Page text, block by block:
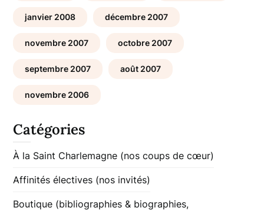
janvier 2008 décembre 2007
novembre 2007 octobre 2007
septembre 2007 août 2007
novembre 2006
Catégories
À la Saint Charlemagne (nos coups de cœur)
Affinités électives (nos invités)
Boutique (bibliographies & biographies,